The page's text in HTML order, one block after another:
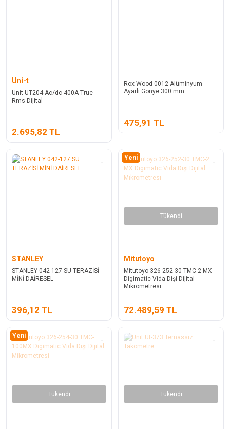
Uni-t
Unit UT204 Ac/dc 400A True
Rms Dijital
2.695,82 TL
Rox Wood 0012 Alüminyum
Ayarlı Gönye 300 mm
475,91 TL
STANLEY
STANLEY 042-127 SU TERAZİSİ
MİNİ DAİRESEL
396,12 TL
Yeni
Tükendi
Mitutoyo
Mitutoyo 326-252-30 TMC-2 MX
Digimatic Vida Dişi Dijital
Mikrometresi
72.489,59 TL
Yeni
Tükendi Tükendi